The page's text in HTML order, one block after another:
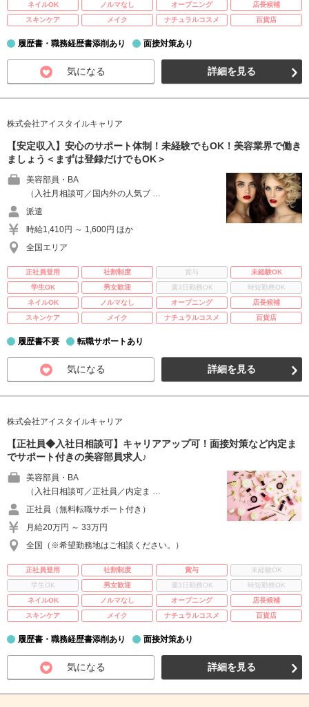
ネイルOK
ノルマなし オープニング
店長候補
スキンケア
メイク ナチュラルコスメ 百貨店
履歴書・職務経歴書添削あり 面接対策あり
気になる 詳細を見る
株式会社アイスタイルキャリア
【安定収入】安心のサポート体制！未経験でもOK！美容業界で働き
ましょう＜まずは登録だけでもOK＞
美容部員・BA
（入社月相談可／国内外の人気ブ …
派遣
時給1,410円 ～ 1,600円 ほか
全国エリア
正社員登用 社割制度 賞与
未経験OK
学生OK
男女歓迎 週3日勤務OK
時短勤務OK
ネイルOK
ノルマなし オープニング
店長候補
スキンケア
メイク ナチュラルコスメ 百貨店
履歴書不要 転職サポートあり
気になる 詳細を見る
株式会社アイスタイルキャリア
【正社員◆入社日相談可】キャリアアップ可！面接対策など内定ま
でサポート付きの美容部員求人♪
美容部員・BA
（入社日相談可／正社員／内定ま …
正社員（無料転職サポート付き）
月給20万円 ～ 33万円
全国（※希望勤務地はご相談ください。）
正社員登用 社割制度 賞与
未経験OK
学生OK
男女歓迎 週3日勤務OK
時短勤務OK
ネイルOK
ノルマなし オープニング
店長候補
スキンケア
メイク ナチュラルコスメ 百貨店
履歴書・職務経歴書添削あり 面接対策あり
気になる 詳細を見る